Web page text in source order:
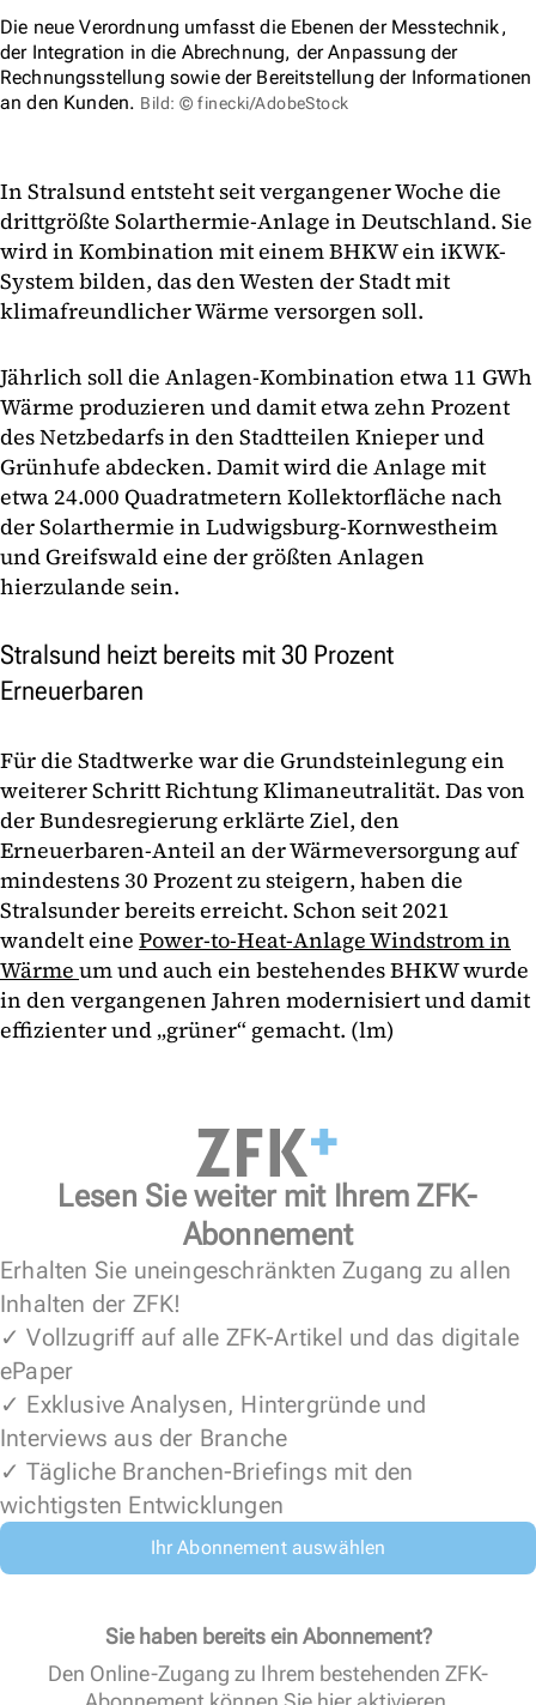
Die neue Verordnung umfasst die Ebenen der Messtechnik,
der Integration in die Abrechnung, der Anpassung der
Rechnungsstellung sowie der Bereitstellung der Informationen
an den Kunden. Bild: © finecki/AdobeStock
In Stralsund entsteht seit vergangener Woche die
drittgrößte Solarthermie-Anlage in Deutschland. Sie
wird in Kombination mit einem BHKW ein iKWK-
System bilden, das den Westen der Stadt mit
klimafreundlicher Wärme versorgen soll.
Jährlich soll die Anlagen-Kombination etwa 11 GWh
Wärme produzieren und damit etwa zehn Prozent
des Netzbedarfs in den Stadtteilen Knieper und
Grünhufe abdecken. Damit wird die Anlage mit
etwa 24.000 Quadratmetern Kollektorfläche nach
der Solarthermie in Ludwigsburg-Kornwestheim
und Greifswald eine der größten Anlagen
hierzulande sein.
Stralsund heizt bereits mit 30 Prozent
Erneuerbaren
Für die Stadtwerke war die Grundsteinlegung ein
weiterer Schritt Richtung Klimaneutralität. Das von
der Bundesregierung erklärte Ziel, den
Erneuerbaren-Anteil an der Wärmeversorgung auf
mindestens 30 Prozent zu steigern, haben die
Stralsunder bereits erreicht. Schon seit 2021
wandelt eine Power-to-Heat-Anlage Windstrom in
Wärme um und auch ein bestehendes BHKW wurde
in den vergangenen Jahren modernisiert und damit
effizienter und „grüner“ gemacht. (lm)
Lesen Sie weiter mit Ihrem ZFK-
Abonnement
Erhalten Sie uneingeschränkten Zugang zu allen
Inhalten der ZFK!
✓ Vollzugriff auf alle ZFK-Artikel und das digitale
ePaper
✓ Exklusive Analysen, Hintergründe und
Interviews aus der Branche
✓ Tägliche Branchen-Briefings mit den
wichtigsten Entwicklungen
Ihr Abonnement auswählen
Sie haben bereits ein Abonnement?
Den Online-Zugang zu Ihrem bestehenden ZFK-